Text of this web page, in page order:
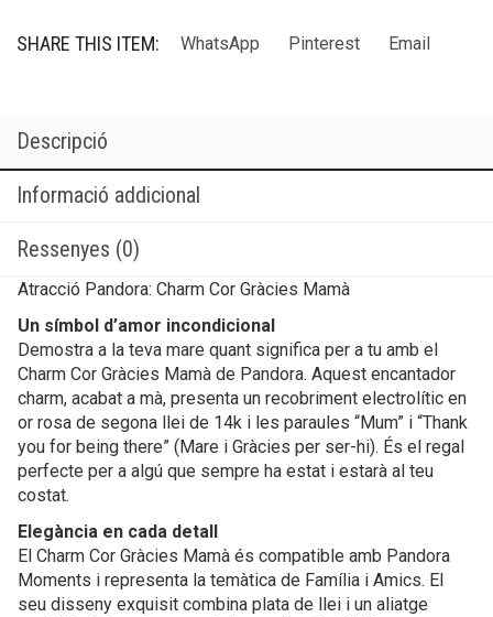
SHARE THIS ITEM: WhatsApp Pinterest Email
Descripció
Informació addicional
Ressenyes (0)
Atracció Pandora: Charm Cor Gràcies Mamà
Un símbol d’amor incondicional
Demostra a la teva mare quant significa per a tu amb el
Charm Cor Gràcies Mamà de Pandora. Aquest encantador
charm, acabat a mà, presenta un recobriment electrolític en
or rosa de segona llei de 14k i les paraules “Mum” i “Thank
you for being there” (Mare i Gràcies per ser-hi). És el regal
perfecte per a algú que sempre ha estat i estarà al teu
costat.
Elegància en cada detall
El Charm Cor Gràcies Mamà és compatible amb Pandora
Moments i representa la temàtica de Família i Amics. El
seu disseny exquisit combina plata de llei i un aliatge